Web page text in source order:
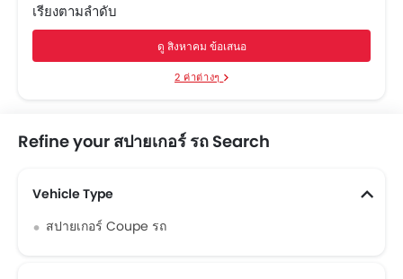
เรียงตามลำดับ
ดู สิงหาคม ข้อเสนอ
2 ค่าต่างๆ
Refine your สปายเกอร์ รถ Search
Vehicle Type
สปายเกอร์ Coupe รถ